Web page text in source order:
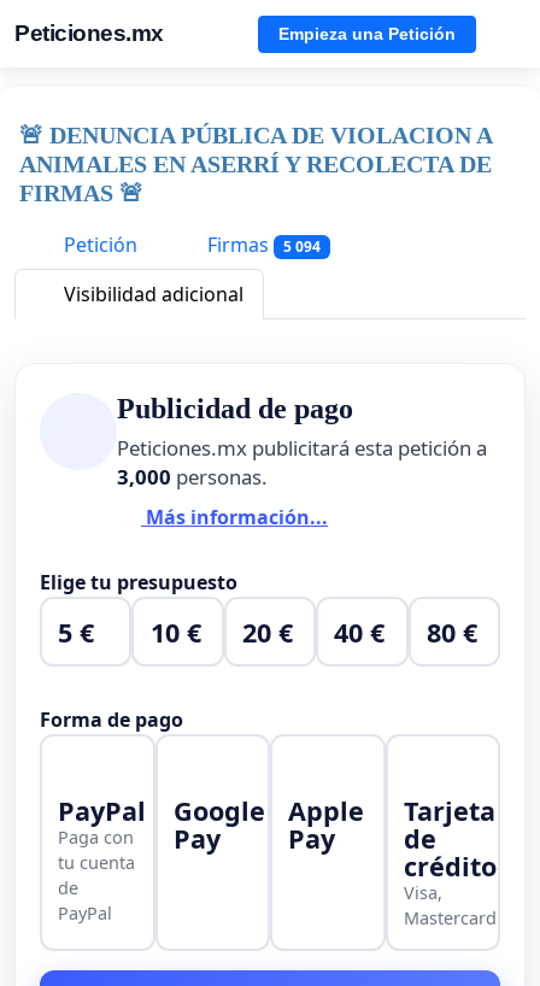
Peticiones.mx Empieza una Petición
🚨 DENUNCIA PÚBLICA DE VIOLACION A
ANIMALES EN ASERRÍ Y RECOLECTA DE
FIRMAS 🚨
Petición
Firmas 5 094
Visibilidad adicional
Publicidad de pago
Peticiones.mx publicitará esta petición a
3,000 personas.
Más información...
Elige tu presupuesto
5 € 10 € 20 € 40 € 80 €
Forma de pago
PayPal
Paga con
tu cuenta
de
PayPal
Google
Pay
Apple
Pay
Tarjeta
de
crédito
Visa,
Mastercard